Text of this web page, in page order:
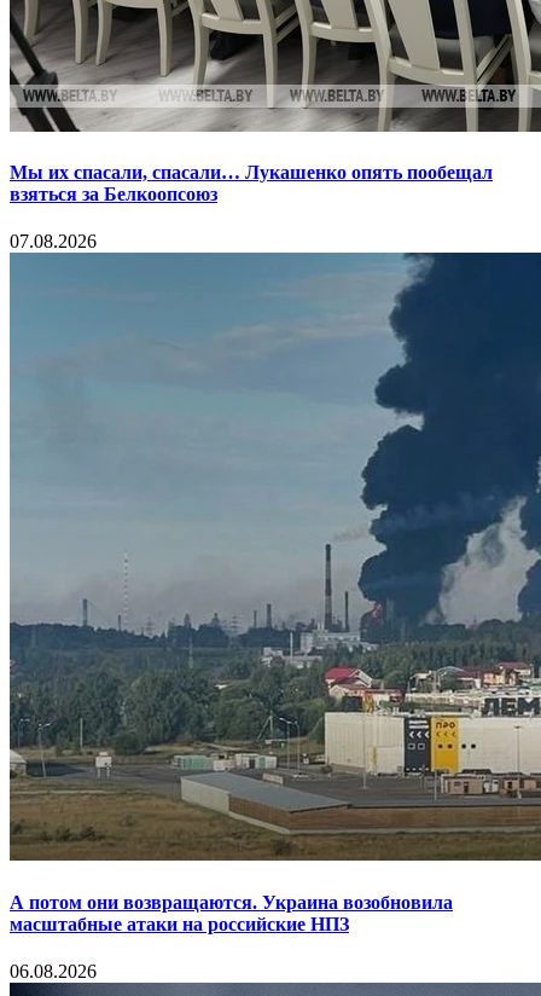
Мы их спасали, спасали… Лукашенко опять пообещал
взяться за Белкоопсоюз
07.08.2026
А потом они возвращаются. Украина возобновила
масштабные атаки на российские НПЗ
06.08.2026